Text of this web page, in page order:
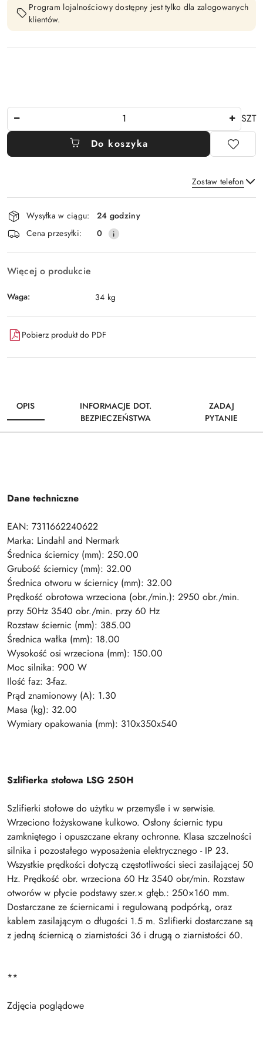
Program lojalnościowy dostępny jest tylko dla zalogowanych
klientów.
SZT
Do koszyka
Zostaw telefon
Wyślij
Dostępność
i
dostawa
Wysyłka w ciągu:
24 godziny
Cena przesyłki:
0
Więcej o produkcie
Waga: 34 kg
Pobierz produkt do PDF
OPIS
INFORMACJE DOT.
BEZPIECZEŃSTWA
ZADAJ
PYTANIE
Dane techniczne
EAN: 7311662240622
Marka: Lindahl and Nermark
Średnica ściernicy (mm): 250.00
Grubość ściernicy (mm): 32.00
Średnica otworu w ściernicy (mm): 32.00
Prędkość obrotowa wrzeciona (obr./min.): 2950 obr./min.
przy 50Hz 3540 obr./min. przy 60 Hz
Rozstaw ściernic (mm): 385.00
Średnica wałka (mm): 18.00
Wysokość osi wrzeciona (mm): 150.00
Moc silnika: 900 W
Ilość faz: 3-faz.
Prąd znamionowy (A): 1.30
Masa (kg): 32.00
Wymiary opakowania (mm): 310x350x540
Szlifierka stołowa LSG 250H
Szlifierki stołowe do użytku w przemyśle i w serwisie.
Wrzeciono łożyskowane kulkowo. Osłony ściernic typu
zamkniętego i opuszczane ekrany ochronne. Klasa szczelności
silnika i pozostałego wyposażenia elektrycznego - IP 23.
Wszystkie prędkości dotyczą częstotliwości sieci zasilającej 50
Hz. Prędkość obr. wrzeciona 60 Hz 3540 obr/min. Rozstaw
otworów w płycie podstawy szer.× głęb.: 250×160 mm.
Dostarczane ze ściernicami i regulowaną podpórką, oraz
kablem zasilającym o długości 1.5 m. Szlifierki dostarczane są
z jedną ściernicą o ziarnistości 36 i drugą o ziarnistości 60.
**
Zdjęcia poglądowe